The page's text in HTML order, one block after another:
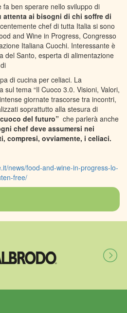
fa ben sperare nello sviluppo di
ai bisogni di chi soffre di
chef di tutta Italia si sono
and Wine in Progress, Congresso
Italiana Cuochi. Interessante è
del Santo, esperta di alimentazione
di cucina per celiaci. La
sul tema “Il Cuoco 3.0. Visioni, Valori,
giornate trascorse tra incontri,
soprattutto alla stesura di
del futuro” che parlerà anche
chef deve assumersi nei
compresi, ovviamente, i celiaci.
news/food-and-wine-in-progress-lo-
free/